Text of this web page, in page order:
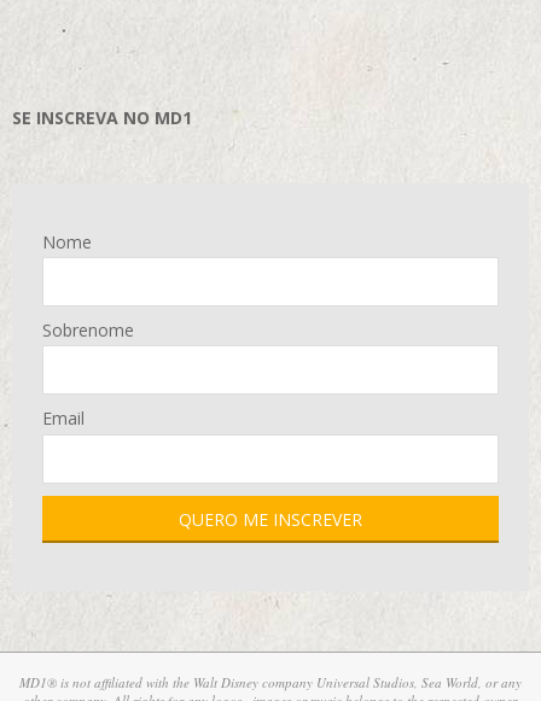
SE INSCREVA NO MD1
Nome
Sobrenome
Email
MD1® is not affiliated with the Walt Disney company Universal Studios, Sea World, or any